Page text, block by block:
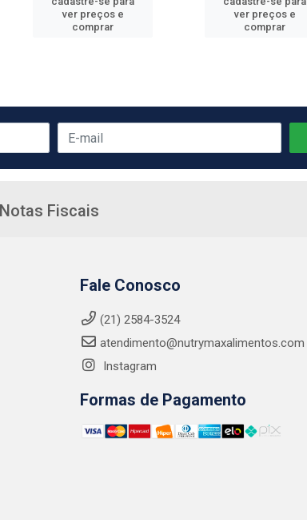
ver preços e
comprar
ver preços e
comprar
Notas Fiscais
Fale Conosco
(21) 2584-3524
atendimento@nutrymaxalimentos.com
Instagram
Formas de Pagamento